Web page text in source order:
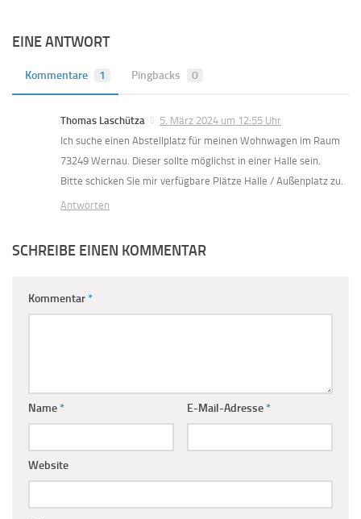
EINE ANTWORT
Kommentare 1 Pingbacks 0
Thomas Laschütza
5. März 2024 um 12:55 Uhr
Ich suche einen Abstellplatz für meinen Wohnwagen im Raum
73249 Wernau. Dieser sollte möglichst in einer Halle sein.
Bitte schicken Sie mir verfügbare Plätze Halle / Außenplatz zu.
Antworten
SCHREIBE EINEN KOMMENTAR
Kommentar*
Name* E-Mail-Adresse*
Website